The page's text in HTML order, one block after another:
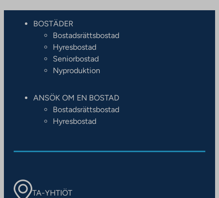
BOSTÄDER
Bostadsrättsbostad
Hyresbostad
Seniorbostad
Nyproduktion
ANSÖK OM EN BOSTAD
Bostadsrättsbostad
Hyresbostad
TA-YHTIÖT